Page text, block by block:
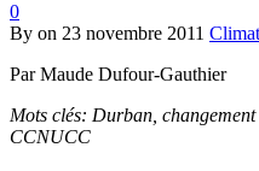
0
By on 23 novembre 2011 Climat
Par Maude Dufour-Gauthier
Mots clés: Durban,
CCNUCC